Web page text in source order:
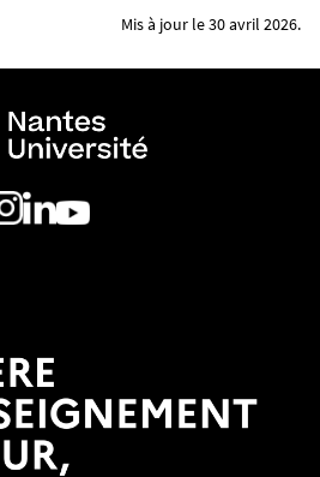
Mis à jour le 30 avril 2026.